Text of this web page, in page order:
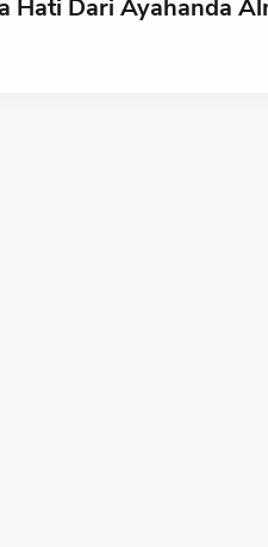
Hati Dari Ayahanda